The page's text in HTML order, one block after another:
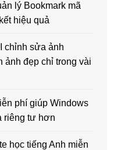
lý Bookmark mã
hiệu quả
chỉnh sửa ảnh
ảnh đẹp chỉ trong vài
phí giúp Windows
riêng tư hơn
học tiếng Anh miễn